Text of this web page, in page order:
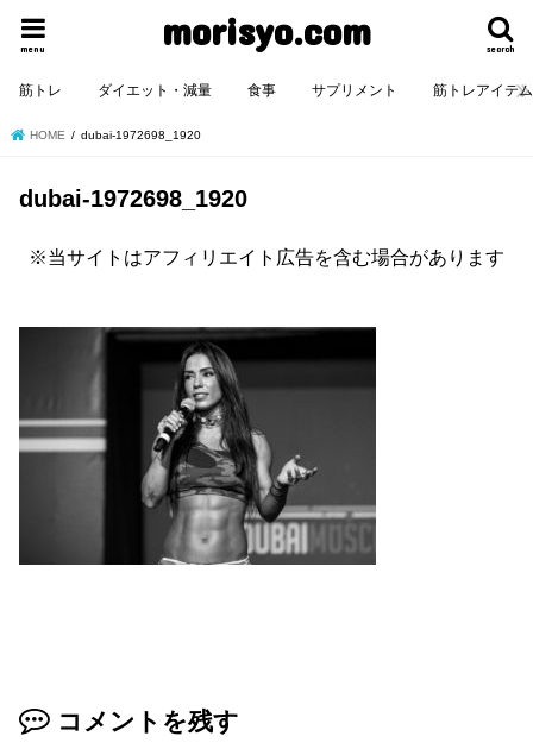
morisyo.com search
menu
筋トレ ダイエット・減量 食事 サプリメント 筋トレアイテム
HOME dubai-1972698_1920
dubai-1972698_1920
※当サイトはアフィリエイト広告を含む場合があります
コメントを残す